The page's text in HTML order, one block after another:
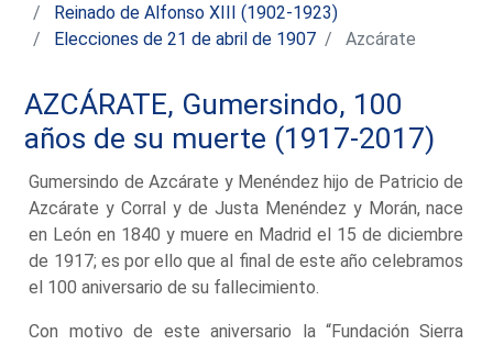
Reinado de Alfonso XIII (1902-1923)
Elecciones de 21 de abril de 1907
Azcárate
AZCÁRATE, Gumersindo, 100
años de su muerte (1917-2017)
Gumersindo de Azcárate y Menéndez hijo de Patricio de
Azcárate y Corral y de Justa Menéndez y Morán, nace
en León en 1840 y muere en Madrid el 15 de diciembre
de 1917; es por ello que al final de este año celebramos
el 100 aniversario de su fallecimiento.
Con motivo de este aniversario la “Fundación Sierra